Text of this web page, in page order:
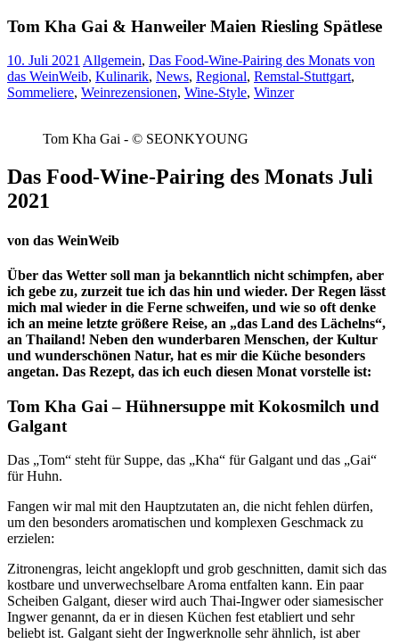
Tom Kha Gai & Hanweiler Maien Riesling Spätlese
10. Juli 2021 Allgemein, Das Food-Wine-Pairing des Monats von
das WeinWeib, Kulinarik, News, Regional, Remstal-Stuttgart,
Sommeliere, Weinrezensionen, Wine-Style, Winzer
Tom Kha Gai - © SEONKYOUNG
Das Food-Wine-Pairing des Monats Juli
2021
von das WeinWeib
Über das Wetter soll man ja bekanntlich nicht schimpfen, aber
ich gebe zu, zurzeit tue ich das hin und wieder. Der Regen lässt
mich mal wieder in die Ferne schweifen, und wie so oft denke
ich an meine letzte größere Reise, an „das Land des Lächelns“,
an Thailand! Neben den wunderbaren Menschen, der Kultur
und wunderschönen Natur, hat es mir die Küche besonders
angetan. Das Rezept, das ich euch diesen Monat vorstelle ist:
Tom Kha Gai – Hühnersuppe mit Kokosmilch und
Galgant
Das „Tom“ steht für Suppe, das „Kha“ für Galgant und das „Gai“
für Huhn.
Fangen wir mal mit den Hauptzutaten an, die nicht fehlen dürfen,
um den besonders aromatischen und komplexen Geschmack zu
erzielen:
Zitronengras, leicht angeklopft und grob geschnitten, damit sich das
kostbare und unverwechselbare Aroma entfalten kann. Ein paar
Scheiben Galgant, dieser wird auch Thai-Ingwer oder siamesischer
Ingwer genannt, da er in diesen Küchen fest etabliert und sehr
beliebt ist. Galgant sieht der Ingwerknolle sehr ähnlich, ist aber